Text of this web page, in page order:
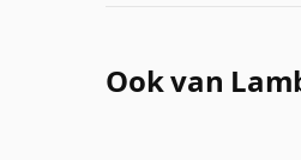
Ook van